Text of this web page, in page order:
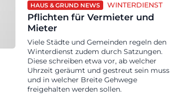
HAUS & GRUND NEWS WINTERDIENST
Pflichten für Vermieter und
Mieter
Viele Städte und Gemeinden regeln den
Winterdienst zudem durch Satzungen.
Diese schreiben etwa vor, ab welcher
Uhrzeit geräumt und gestreut sein muss
und in welcher Breite Gehwege
freigehalten werden sollen.